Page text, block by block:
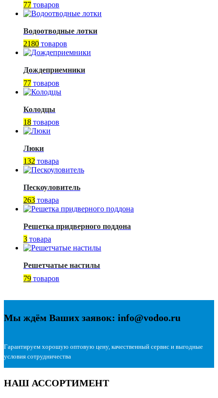
77 товаров
Водоотводные лотки
2180 товаров
Дождеприемники
77 товаров
Колодцы
18 товаров
Люки
132 товара
Пескоуловитель
263 товара
Решетка придверного поддона
3 товара
Решетчатые настилы
79 товаров
Мы ждём Ваших заявок: info@vodoo.ru
Гарантируем хорошую оптовую цену, качественный сервис и выгодные
условия сотрудничества
НАШ АССОРТИМЕНТ